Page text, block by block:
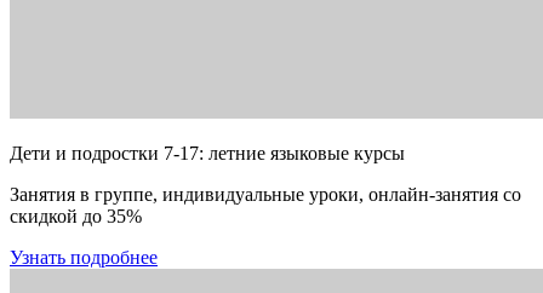
Дети и подростки 7-17: летние языковые курсы
Занятия в группе, индивидуальные уроки, онлайн-занятия со
скидкой до 35%
Узнать подробнее